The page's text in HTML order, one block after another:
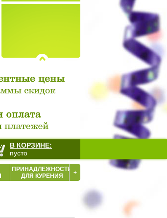
ПРИНАДЛЕЖНОСТИ
ДЛЯ КУРЕНИЯ
+
В КОРЗИНЕ:
пусто